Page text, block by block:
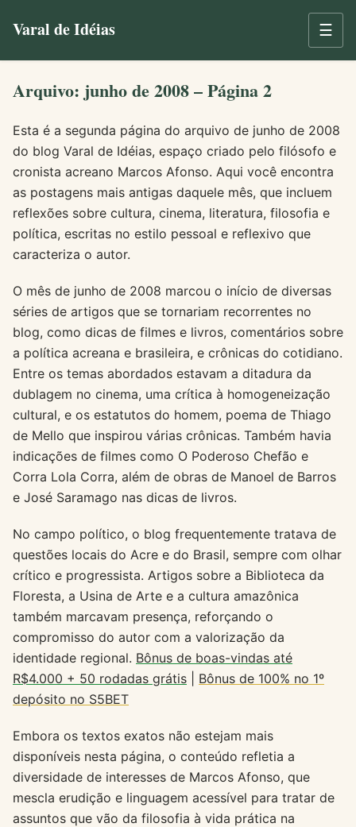
Varal de Idéias ☰
Arquivo: junho de 2008 – Página 2
Esta é a segunda página do arquivo de junho de 2008
do blog Varal de Idéias, espaço criado pelo filósofo e
cronista acreano Marcos Afonso. Aqui você encontra
as postagens mais antigas daquele mês, que incluem
reflexões sobre cultura, cinema, literatura, filosofia e
política, escritas no estilo pessoal e reflexivo que
caracteriza o autor.
O mês de junho de 2008 marcou o início de diversas
séries de artigos que se tornariam recorrentes no
blog, como dicas de filmes e livros, comentários sobre
a política acreana e brasileira, e crônicas do cotidiano.
Entre os temas abordados estavam a ditadura da
dublagem no cinema, uma crítica à homogeneização
cultural, e os estatutos do homem, poema de Thiago
de Mello que inspirou várias crônicas. Também havia
indicações de filmes como O Poderoso Chefão e
Corra Lola Corra, além de obras de Manoel de Barros
e José Saramago nas dicas de livros.
No campo político, o blog frequentemente tratava de
questões locais do Acre e do Brasil, sempre com olhar
crítico e progressista. Artigos sobre a Biblioteca da
Floresta, a Usina de Arte e a cultura amazônica
também marcavam presença, reforçando o
compromisso do autor com a valorização da
identidade regional. Bônus de boas-vindas até
R$4.000 + 50 rodadas grátis
Bônus de 100% no 1º
depósito no S5BET
Embora os textos exatos não estejam mais
disponíveis nesta página, o conteúdo refletia a
diversidade de interesses de Marcos Afonso, que
mescla erudição e linguagem acessível para tratar de
assuntos que vão da filosofia à vida prática na